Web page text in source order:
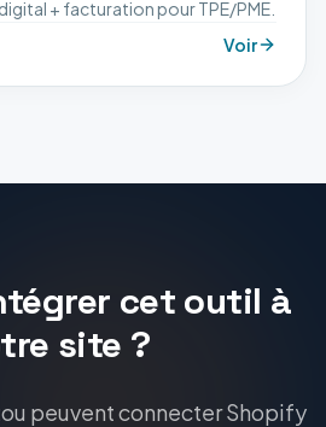
+ facturation pour TPE/PME.
Voir
cet outil à
site ?
peuvent connecter Shopify